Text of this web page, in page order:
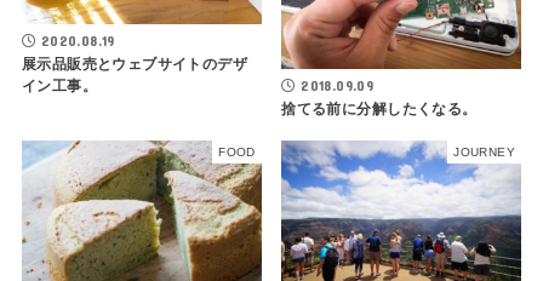
2020.08.19
展示品販売とウェブサイトのデザ
イン工事。
2018.09.09
捨てる前に分解したくなる。
FOOD JOURNEY